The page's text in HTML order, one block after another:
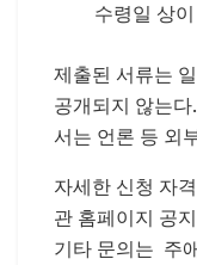
수령일 상이
제출된 서류는
공개되지 않는
서는 언론 등 외
자세한 신청 자
관 홈페이지 공
기타 문의는 주